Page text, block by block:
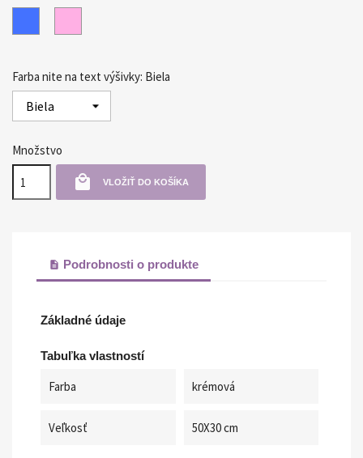
Farba nite na text výšivky: Biela
Množstvo
 VLOŽIŤ DO KOŠÍKA
description Podrobnosti o produkte
Základné údaje
Tabuľka vlastností
Farba krémová
Veľkosť 50X30 cm